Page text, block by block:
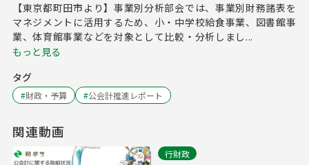
【東京都町田市より】事業別分析部会では、事業別財務諸表を
マネジメントに活用するため、小・中学校給食事業、図書館事
業、体育館事業などを対象として比較・分析しまし...
もっと見る
タグ
#財政・予算 #公会計推進レポート
関連動画
行財政